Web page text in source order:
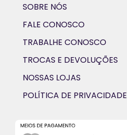
SOBRE NÓS
FALE CONOSCO
TRABALHE CONOSCO
TROCAS E DEVOLUÇÕES
NOSSAS LOJAS
POLÍTICA DE PRIVACIDADE